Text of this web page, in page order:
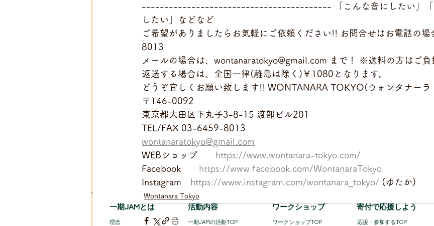
------------------------------------------ 「こんな音にしたい」「こ
したい」などなど
ご希望がありましたらお気軽にご依頼ください!! お問合せはお電話の
8013
メールの場合は、wontanaratokyo@gmail.com まで！ ※送料の方はご負
返送する場合は、全国一律(離島は除く)￥1080となります。
どうぞ宜しくお願い致します!! WONTANARA TOKYO(ウォンタナーラ
〒146-0092
東京都大田区下丸子3-8-15 渡部ビル201
TEL/FAX 03-6459-8013
wontanaratokyo@gmail.com
WEBショップ https://www.wontanara-tokyo.com/
Facebook https://www.facebook.com/WontanaraTokyo
Instagram https://www.instagram.com/wontanara_tokyo/ (ゆたか)
Wontanara Tokyo
一期JAMとは 活動内容
理念
一期JAMの活動TOP
​ワークショップ 寄付で応援しよう
ワークショップTOP
応援・参加するTOP